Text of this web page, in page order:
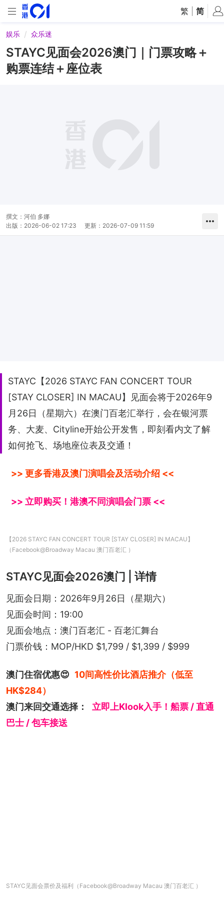
繁 简
娱乐 众乐迷
STAYC见面会2026澳门｜门票攻略＋
购票连结＋座位表
撰文： 河伯 多娜
出版： 2026-06-02 17:23 更新： 2026-07-09 11:59
STAYC【2026 STAYC FAN CONCERT TOUR
[STAY CLOSER] IN MACAU】见面会将于2026年9
月26日（星期六）在澳门百老汇举行，会在银河票
务、大麦、Cityline开始公开发售，即刻看内文了解
如何抢飞、场地座位表及交通！
>> 更多香港及澳门演唱会及活动介绍 <<
>> 立即购买！港澳不同演唱会门票 <<
【2026 STAYC FAN CONCERT TOUR [STAY CLOSER] IN MACAU】
（Facebook@Broadway Macau 澳门百老汇 ）
STAYC见面会2026澳门 | 详情
见面会日期：2026年9月26日（星期六）
见面会时间：19:00
见面会地点：澳门百老汇 - 百老汇舞台
门票价钱：MOP/HKD $1,799 / $1,399 / $999
澳门住宿优惠😍 10间高性价比酒店推介（低至
HK$284）
澳门来回交通选择：
立即上Klook入手！船票 / 直通
巴士 / 包车接送
STAYC见面会票价及福利（Facebook@Broadway Macau 澳门百老汇 ）